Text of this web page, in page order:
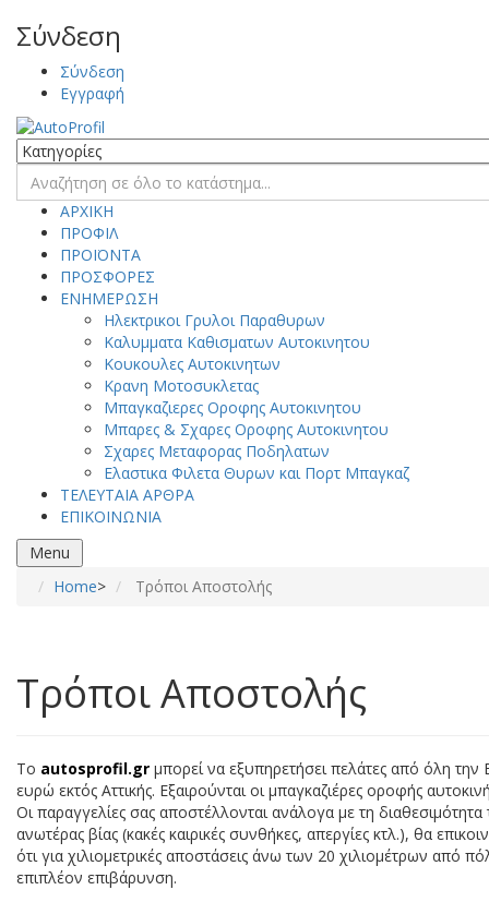
Σύνδεση
Σύνδεση
Εγγραφή
ΑΡΧΙΚΗ
ΠΡΟΦΙΛ
ΠΡΟΪΟΝΤΑ
ΠΡΟΣΦΟΡΕΣ
ΕΝΗΜΕΡΩΣΗ
Ηλεκτρικοι Γρυλοι Παραθυρων
Καλυμματα Kαθισματων Aυτοκινητου
Κουκουλες Αυτοκινητων
Κρανη Μοτοσυκλετας
Μπαγκαζιερες Οροφης Αυτοκινητου
Μπαρες & Σχαρες Οροφης Αυτοκινητου
Σχαρες Μεταφορας Ποδηλατων
Ελαστικα Φιλετα Θυρων και Πορτ Μπαγκαζ
ΤΕΛΕΥΤΑΙΑ ΑΡΘΡΑ
ΕΠΙΚΟΙΝΩΝΙΑ
Menu
Home> Τρόποι Αποστολής
Τρόποι Αποστολής
Το autosprofil.gr μπορεί να εξυπηρετήσει πελάτες από όλη
ευρώ εκτός Αττικής. Εξαιρούνται οι μπαγκαζιέρες οροφής
Οι παραγγελίες σας αποστέλλονται ανάλογα με τη
ανωτέρας βίας (κακές καιρικές συνθήκες, απεργίες κτλ.), θα
ότι για χιλιομετρικές αποστάσεις άνω των 20 χιλιομέτρων από
επιπλέον επιβάρυνση.